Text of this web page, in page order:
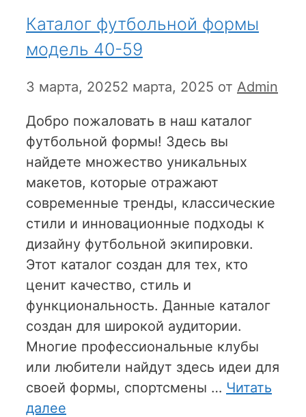
Каталог футбольной формы
модель 40-59
3 марта, 20252 марта, 2025 от Admin
Добро пожаловать в наш каталог
футбольной формы! Здесь вы
найдете множество уникальных
макетов, которые отражают
современные тренды, классические
стили и инновационные подходы к
дизайну футбольной экипировки.
Этот каталог создан для тех, кто
ценит качество, стиль и
функциональность. Данные каталог
создан для широкой аудитории.
Многие профессиональные клубы
или любители найдут здесь идеи для
своей формы, спортсмены … Читать
далее